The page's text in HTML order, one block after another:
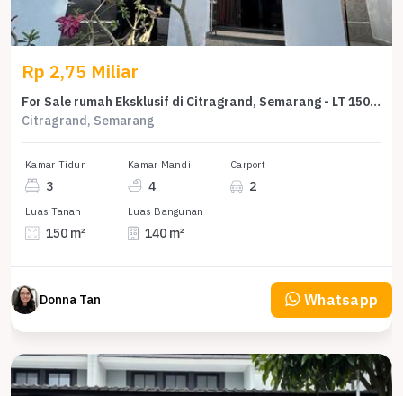
Rp 2,75 Miliar
For Sale rumah Eksklusif di Citragrand, Semarang - LT 150m²
Citragrand, Semarang
Kamar Tidur
3
Kamar Mandi
4
Carport
2
Luas Tanah
150 m²
Luas Bangunan
140 m²
Donna Tan Whatsapp